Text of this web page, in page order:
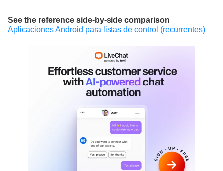
See the reference side-by-side comparison
Aplicaciones Android para listas de control (recurrentes)